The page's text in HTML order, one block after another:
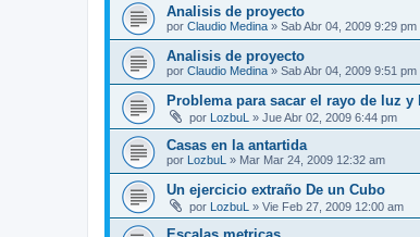
Analisis de proyecto
por Claudio Medina » Sab Abr 04, 2009 9:29 pm
Analisis de proyecto
por Claudio Medina » Sab Abr 04, 2009 9:51 pm
Problema para sacar el rayo de luz y
por LozbuL » Jue Abr 02, 2009 6:44 pm
Casas en la antartida
por LozbuL » Mar Mar 24, 2009 12:32 am
Un ejercicio extraño De un Cubo
por LozbuL » Vie Feb 27, 2009 12:00 am